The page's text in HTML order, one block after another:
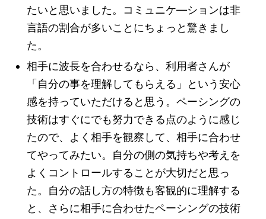
たいと思いました。コミュニケ―ションは非
言語の割合が多いことにちょっと驚きまし
た。
相手に波長を合わせるなら、利用者さんが
「自分の事を理解してもらえる」という安心
感を持っていただけると思う。ペーシングの
技術はすぐにでも努力できる点のように感じ
たので、よく相手を観察して、相手に合わせ
てやってみたい。自分の側の気持ちや考えを
よくコントロールすることが大切だと思っ
た。自分の話し方の特徴も客観的に理解する
と、さらに相手に合わせたペーシングの技術